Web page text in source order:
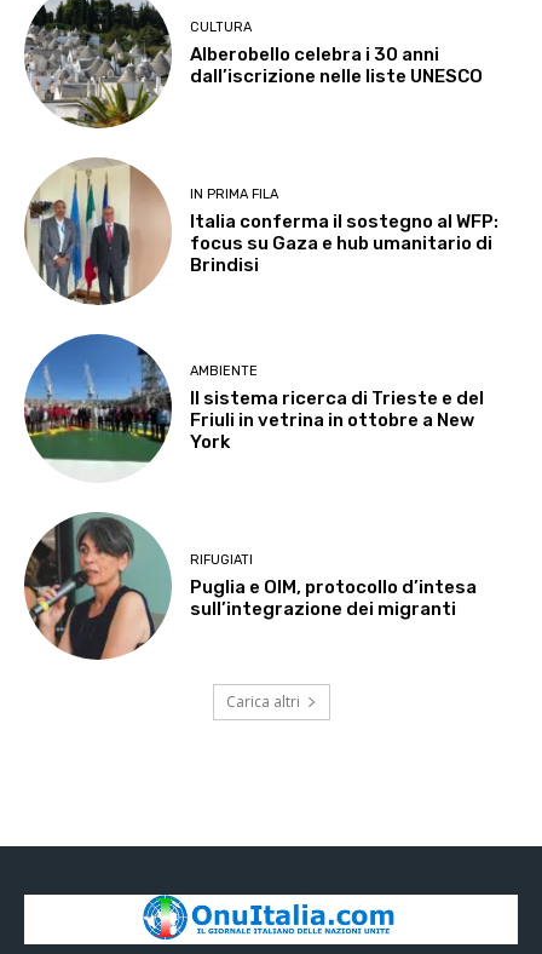
CULTURA
Alberobello celebra i 30 anni
dall’iscrizione nelle liste UNESCO
IN PRIMA FILA
Italia conferma il sostegno al WFP:
focus su Gaza e hub umanitario di
Brindisi
AMBIENTE
Il sistema ricerca di Trieste e del
Friuli in vetrina in ottobre a New
York
RIFUGIATI
Puglia e OIM, protocollo d’intesa
sull’integrazione dei migranti
Carica altri